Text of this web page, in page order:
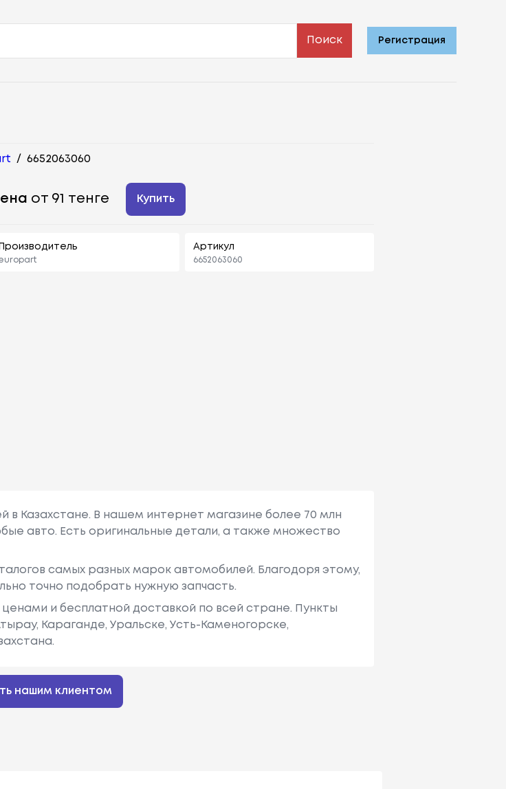
Поиск Регистрация
/ 6652063060
от 91 тенге Купить
Производитель Артикул
6652063060
в Казахстане. В нашем интернет магазине более 70 млн
авто. Есть оригинальные детали, а также множество
самых разных марок автомобилей. Благодоря этому,
точно подобрать нужную запчасть.
и бесплатной доставкой по всей стране. Пункты
Караганде, Уральске, Усть-Каменогорске,
нашим клиентом